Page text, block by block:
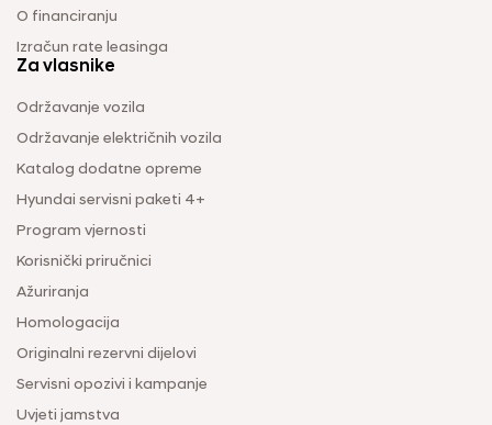
O financiranju
Izračun rate leasinga
Za vlasnike
Održavanje vozila
Održavanje električnih vozila
Katalog dodatne opreme
Hyundai servisni paketi 4+
Program vjernosti
Korisnički priručnici
Ažuriranja
Homologacija
Originalni rezervni dijelovi
Servisni opozivi i kampanje
Uvjeti jamstva